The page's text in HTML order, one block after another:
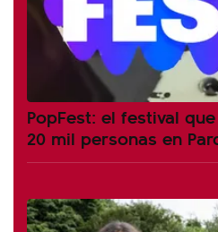
PopFest: el festival
20 mil personas en